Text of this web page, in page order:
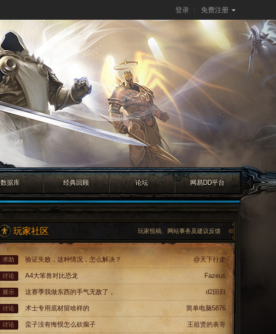
登录 免费注册
数据库 经典回顾 论坛 网易DD平台
玩家社区 玩家投稿、网站事务及建议反馈
求助 验证失败，这种情况，怎么解决？ @天下行走
讨论 A4大笨兽对比恐龙 Fazeus
展示 这赛季我做东西的手气无敌了， d2回归
讨论 术士专用底材留啥样的 简单电脑5876
讨论 蛮子没有悔恨怎么砍瘸子 王祖贤的表哥